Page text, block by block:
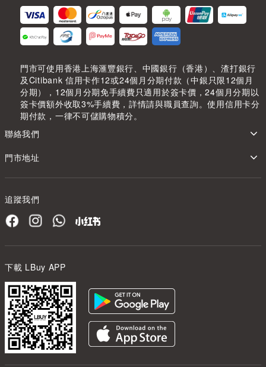
門市可使用香港上海滙豐銀行、中國銀行（香港）、渣打銀行
及Citibank 信用卡作12或24個月分期付款（中銀只限12個月
分期），12個月分期免手續費只適用於簽卡價，24個月分期以
簽卡價額外收取3%手續費，詳情請與職員查詢。使用信用卡分
期付款，一律不可儲購物積分。
聯絡我們
門市地址
追蹤我們
下載 LBuy APP